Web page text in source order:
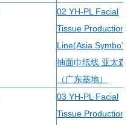
02 YH-PL Facial
Tissue Production
Line(Asia Symbo) 软
抽面巾纸线 亚太森博
（广东基地）
03 YH-PL Facial
Tissue Production